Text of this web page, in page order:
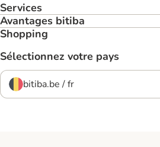
Services
Avantages bitiba
Shopping
Sélectionnez votre pays
bitiba.be / fr